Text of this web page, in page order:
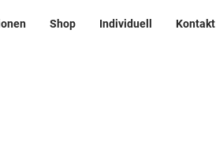
Shop Individuell Kontakt